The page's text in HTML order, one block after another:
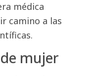
médica
camino a las
mujer